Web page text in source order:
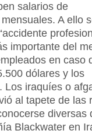
salarios de
A ello
importante del
en caso
dólares y los
Los iraquíes o
al tapete de las
diversas
Blackwater en